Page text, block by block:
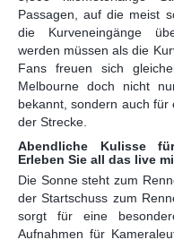
Passagen, auf die meist
die Kurveneingänge
werden müssen als die
Fans freuen sich
Melbourne doch nicht
bekannt, sondern auch für
der Strecke.
Abendliche Kulisse
Erleben Sie all das live
Die Sonne steht zum
der Startschuss zum
sorgt für eine
Aufnahmen für